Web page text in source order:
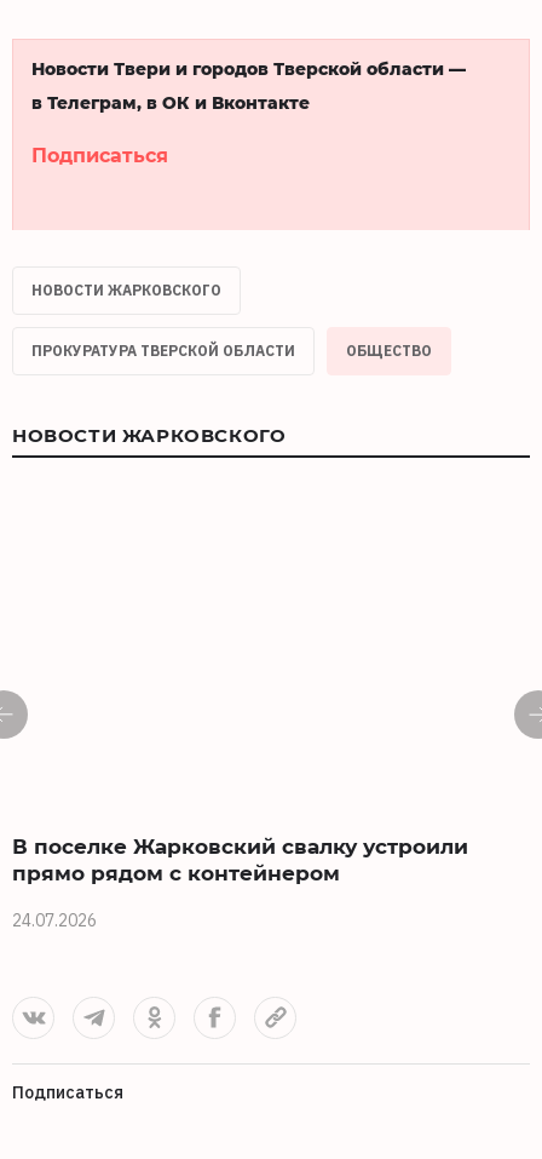
Новости Твери и городов Тверской области —
в Телеграм, в ОК и Вконтакте
Подписаться
НОВОСТИ ЖАРКОВСКОГО
ПРОКУРАТУРА ТВЕРСКОЙ ОБЛАСТИ ОБЩЕСТВО
НОВОСТИ ЖАРКОВСКОГО
В поселке Жарковский свалку устроили
прямо рядом с контейнером
24.07.2026
Подписаться